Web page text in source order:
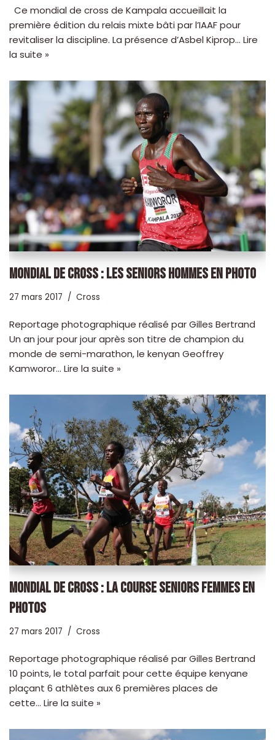
Ce mondial de cross de Kampala accueillait la
première édition du relais mixte bâti par l’IAAF pour
revitaliser la discipline. La présence d’Asbel Kiprop… Lire
la suite »
MONDIAL DE CROSS : LES SENIORS HOMMES EN PHOTO
27 mars 2017 Cross
Reportage photographique réalisé par Gilles Bertrand
Un an jour pour jour après son titre de champion du
monde de semi-marathon, le kenyan Geoffrey
Kamworor… Lire la suite »
MONDIAL DE CROSS : LA COURSE SENIORS FEMMES EN
PHOTOS
27 mars 2017 Cross
Reportage photographique réalisé par Gilles Bertrand
10 points, le total parfait pour cette équipe kenyane
plaçant 6 athlètes aux 6 premières places de
cette… Lire la suite »